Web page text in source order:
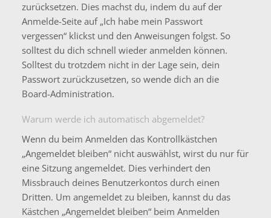
zurücksetzen. Dies machst du, indem du auf der
Anmelde-Seite auf „Ich habe mein Passwort
vergessen“ klickst und den Anweisungen folgst. So
solltest du dich schnell wieder anmelden können.
Solltest du trotzdem nicht in der Lage sein, dein
Passwort zurückzusetzen, so wende dich an die
Board-Administration.
Warum werde ich automatisch abgemeldet?
Wenn du beim Anmelden das Kontrollkästchen
„Angemeldet bleiben“ nicht auswählst, wirst du nur für
eine Sitzung angemeldet. Dies verhindert den
Missbrauch deines Benutzerkontos durch einen
Dritten. Um angemeldet zu bleiben, kannst du das
Kästchen „Angemeldet bleiben“ beim Anmelden